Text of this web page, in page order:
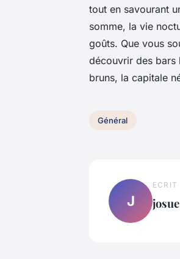
tout en savourant
somme, la vie
goûts. Que vous
découvrir des bars
bruns, la capitale
Général
J
ECRIT
josue